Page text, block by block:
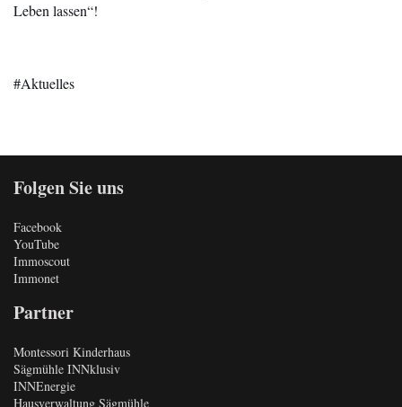
Leben lassen“!
Aktuelles
Folgen Sie uns
Facebook
YouTube
Immoscout
Immonet
Partner
Montessori Kinderhaus
Sägmühle INNklusiv
INNEnergie
Hausverwaltung Sägmühle